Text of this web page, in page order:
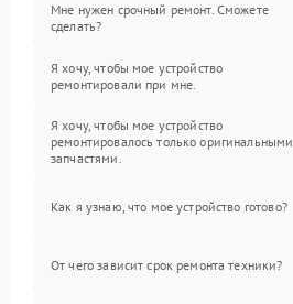
Мне нужен срочный ремонт. Сможете
сделать?
Я хочу, чтобы мое устройство
ремонтировали при мне.
Я хочу, чтобы мое устройство
ремонтировалось только оригинальными
запчастями.
Как я узнаю, что мое устройство готово?
От чего зависит срок ремонта техники?